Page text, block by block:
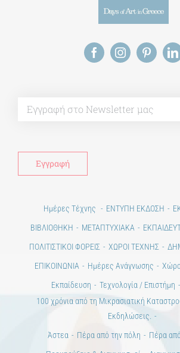
Ημέρες Τέχνης ΕΝΤΥΠΗ ΕΚΔΟΣΗ
ΒΙΒΛΙΟΘΗΚΗ
ΜΕΤΑΠΤΥΧΙΑΚΑ
ΠΟΛΙΤΙΣΤΙΚΟΙ ΦΟΡΕΙΣ
ΧΩΡΟΙ ΤΕΧΝΗΣ
ΕΠΙΚΟΙΝΩΝΙΑ
Ημέρες Ανάγνωσης
Εκπαίδευση
Τεχνολογία / Επιστήμη
100 χρόνια από τη Μικρασιατική
Εκδηλώσεις.
Άστεα
Πέρα από την πόλη
Πέρα